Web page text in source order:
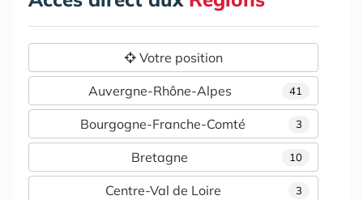
Votre position
41
Auvergne-Rhône-Alpes
3
Bourgogne-Franche-Comté
10
Bretagne
3
Centre-Val de Loire